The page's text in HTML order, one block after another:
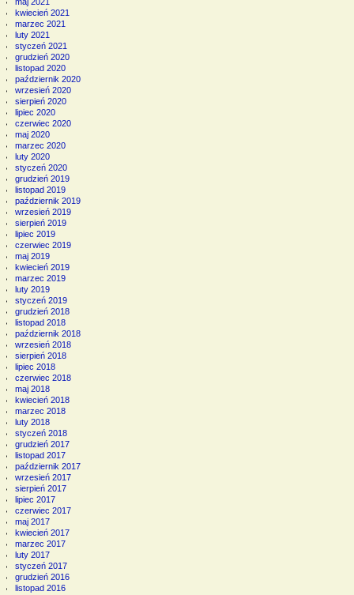
kwiecień 2021
marzec 2021
luty 2021
styczeń 2021
grudzień 2020
listopad 2020
październik 2020
wrzesień 2020
sierpień 2020
lipiec 2020
czerwiec 2020
maj 2020
marzec 2020
luty 2020
styczeń 2020
grudzień 2019
listopad 2019
październik 2019
wrzesień 2019
sierpień 2019
lipiec 2019
czerwiec 2019
maj 2019
kwiecień 2019
marzec 2019
luty 2019
styczeń 2019
grudzień 2018
listopad 2018
październik 2018
wrzesień 2018
sierpień 2018
lipiec 2018
czerwiec 2018
maj 2018
kwiecień 2018
marzec 2018
luty 2018
styczeń 2018
grudzień 2017
listopad 2017
październik 2017
wrzesień 2017
sierpień 2017
lipiec 2017
czerwiec 2017
maj 2017
kwiecień 2017
marzec 2017
luty 2017
styczeń 2017
grudzień 2016
listopad 2016